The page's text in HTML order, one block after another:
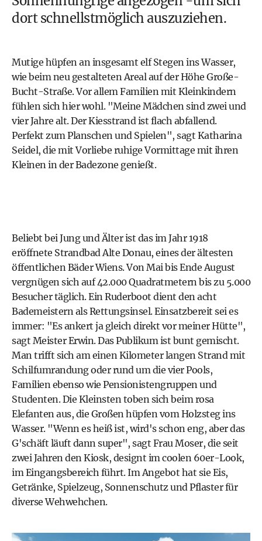
dort schnellstmöglich auszuziehen.
Mutige hüpfen an insgesamt elf Stegen ins Wasser,
wie beim neu gestalteten Areal auf der Höhe Große-
Bucht-Straße. Vor allem Familien mit Kleinkindern
fühlen sich hier wohl. "Meine Mädchen sind zwei und
vier Jahre alt. Der Kiesstrand ist flach abfallend.
Perfekt zum Planschen und Spielen", sagt Katharina
Seidel, die mit Vorliebe ruhige Vormittage mit ihren
Kleinen in der Badezone genießt.
Beliebt bei Jung und Älter ist das im Jahr 1918
eröffnete Strandbad Alte Donau, eines der ältesten
öffentlichen Bäder Wiens. Von Mai bis Ende August
vergnügen sich auf 42.000 Quadratmetern bis zu 5.000
Besucher täglich. Ein Ruderboot dient den acht
Bademeistern als Rettungsinsel. Einsatzbereit sei es
immer: "Es ankert ja gleich direkt vor meiner Hütte",
sagt Meister Erwin. Das Publikum ist bunt gemischt.
Man trifft sich am einen Kilometer langen Strand mit
Schilfumrandung oder rund um die vier Pools,
Familien ebenso wie Pensionistengruppen und
Studenten. Die Kleinsten toben sich beim rosa
Elefanten aus, die Großen hüpfen vom Holzsteg ins
Wasser. "Wenn es heiß ist, wird's schon eng, aber das
G'schäft läuft dann super", sagt Frau Moser, die seit
zwei Jahren den Kiosk, designt im coolen 60er-Look,
im Eingangsbereich führt. Im Angebot hat sie Eis,
Getränke, Spielzeug, Sonnenschutz und Pflaster für
diverse Wehwehchen.